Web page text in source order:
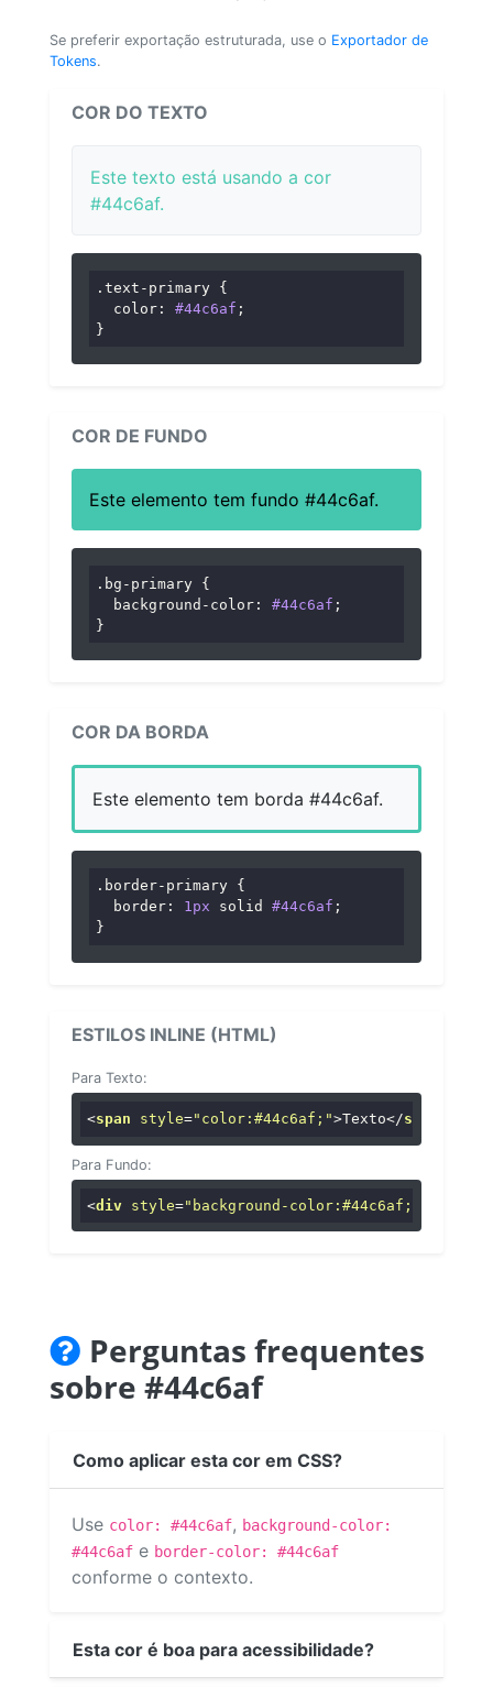
Se preferir exportação estruturada, use o Exportador de
Tokens.
COR DO TEXTO
Este texto está usando a cor
#44c6af.
.text-primary {
color : #44c6af ;
}
COR DE FUNDO
Este elemento tem fundo #44c6af.
.bg-primary {
background-color : #44c6af ;
}
COR DA BORDA
Este elemento tem borda #44c6af.
.border-primary {
border : 1px solid #44c6af ;
}
ESTILOS INLINE (HTML)
Para Texto:
<span style="color:#44c6af;">Texto</span
Para Fundo:
<div style="background-color:#44c6af;"
Perguntas frequentes
sobre #44c6af
Como aplicar esta cor em CSS?
Use color: #44c6af, background-color:
#44c6af e border-color: #44c6af
conforme o contexto.
Esta cor é boa para acessibilidade?